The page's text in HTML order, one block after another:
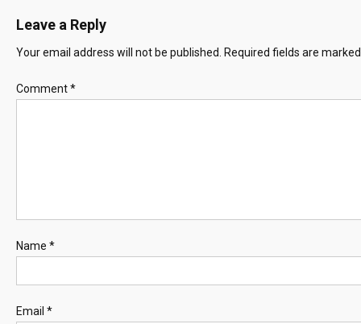
Leave a Reply
Your email address will not be published. Required fields are
Comment*
Name *
Email *